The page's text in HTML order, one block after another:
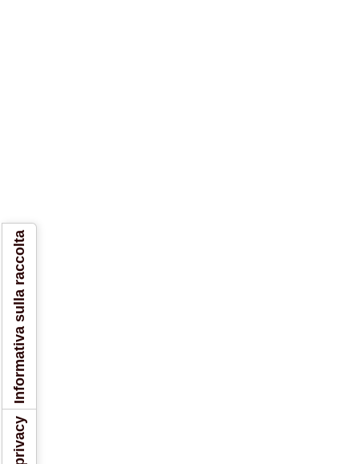
Informativa sulla raccolta